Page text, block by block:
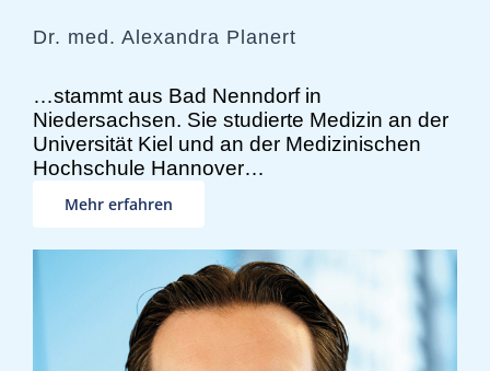
Dr. med. Alexandra Planert
…stammt aus Bad Nenndorf in
Niedersachsen. Sie studierte Medizin an der
Universität Kiel und an der Medizinischen
Hochschule Hannover…
Mehr erfahren